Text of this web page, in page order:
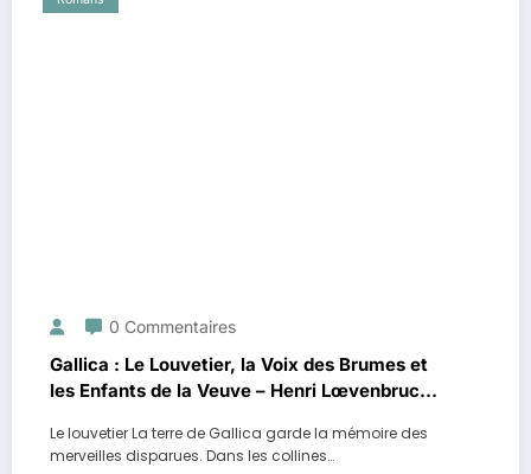
0 Commentaires
Gallica : Le Louvetier, la Voix des Brumes et
les Enfants de la Veuve – Henri Lœvenbruck
Le louvetier La terre de Gallica garde la mémoire des
merveilles disparues. Dans les collines…